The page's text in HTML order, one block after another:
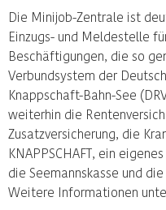
Die Minijob-Zentrale ist
Einzugs- und Meldestelle
Beschäftigungen, die so
Verbundsystem der
Knappschaft-Bahn-See
weiterhin die
Zusatzversicherung, die
KNAPPSCHAFT, ein
die Seemannskasse und
Weitere Informationen